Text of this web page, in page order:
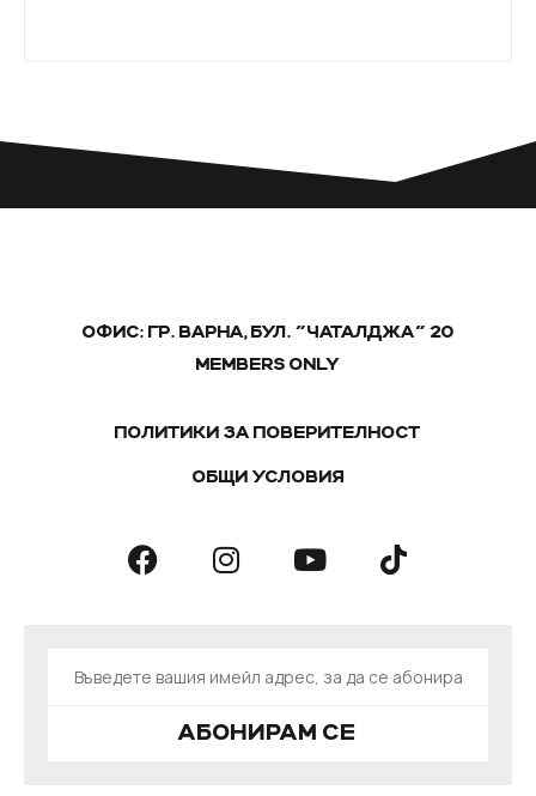
ОФИС: ГР. ВАРНА, БУЛ. "ЧАТАЛДЖА" 20
MEMBERS ONLY
ПОЛИТИКИ ЗА ПОВЕРИТЕЛНОСТ
ОБЩИ УСЛОВИЯ
АБОНИРАМ СЕ